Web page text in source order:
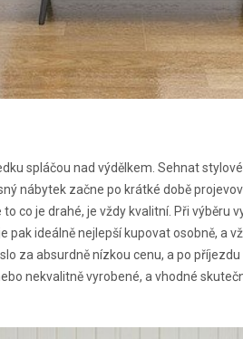
spláčou nad výdělkem. Sehnat
nábytek začne po krátké době
co je drahé, je vždy kvalitní. Při výběru
ideálně nejlepší kupovat osobně, a
za absurdně nízkou cenu, a po
nekvalitně vyrobené, a vhodné